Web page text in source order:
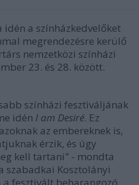
a színházkedvelőket
megrendezésre kerülő
nemzetközi színházi
23. és 28. között.
színházi fesztiváljának
idén I am Desiré. Ez
az embereknek is,
érzik, és úgy
kell tartani" - mondta
szabadkai Kosztolányi